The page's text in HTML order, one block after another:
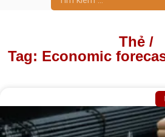
Thẻ /
Tag: Economic